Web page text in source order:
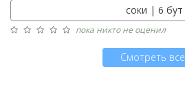
соки | 6 бут
пока никто не оценил
Смотреть все